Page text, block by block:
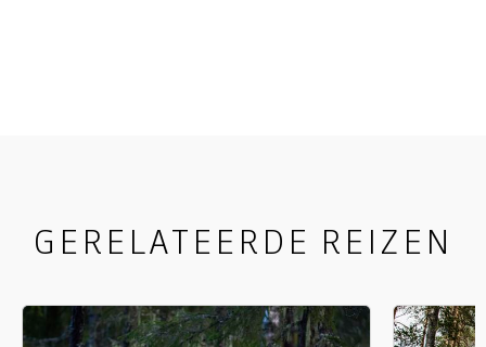
GERELATEERDE REIZEN